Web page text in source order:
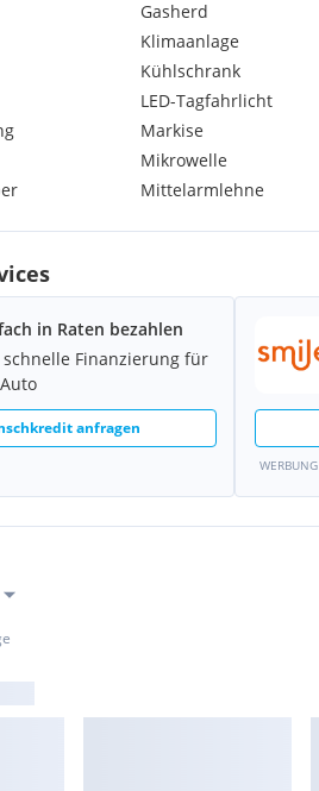
Gasherd
Klimaanlage
Kühlschrank
LED-Tagfahrlicht
Markise
Mikrowelle
Mittelarmlehne
in Raten bezahlen
schnelle Finanzierung für
anfragen
WERBUNG